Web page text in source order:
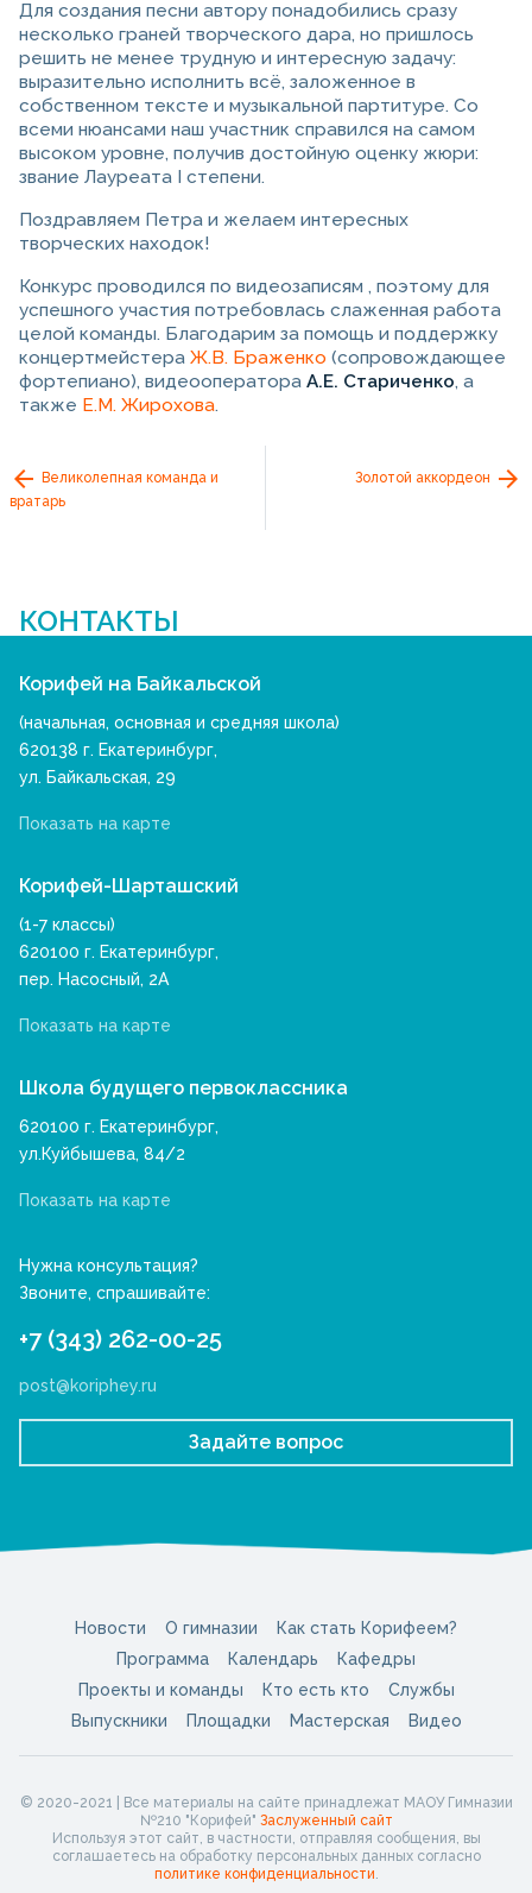
Для создания песни автору понадобились сразу
несколько граней творческого дара, но пришлось
решить не менее трудную и интересную задачу:
выразительно исполнить всё, заложенное в
собственном тексте и музыкальной партитуре. Со
всеми нюансами наш участник справился на самом
высоком уровне, получив достойную оценку жюри:
звание Лауреата I степени.
Поздравляем Петра и желаем интересных
творческих находок!
Конкурс проводился по видеозаписям , поэтому для
успешного участия потребовлась слаженная работа
целой команды. Благодарим за помощь и поддержку
концертмейстера Ж.В. Браженко (сопровождающее
фортепиано), видеооператора А.Е. Стариченко, а
также Е.М. Жирохова.
Великолепная команда и
вратарь
Золотой аккордеон
КОНТАКТЫ
Корифей на Байкальской
(начальная, основная и средняя школа)
620138 г. Екатеринбург,
ул. Байкальская, 29
Показать на карте
Корифей-Шарташский
(1-7 классы)
620100 г. Екатеринбург,
пер. Насосный, 2А
Показать на карте
Школа будущего первоклассника
620100 г. Екатеринбург,
ул.Куйбышева, 84/2
Показать на карте
Нужна консультация?
Звоните, спрашивайте:
+7 (343) 262-00-25
post@koriphey.ru
Задайте вопрос
Новости О гимназии
Как стать Корифеем?
Программа
Календарь
Кафедры
Проекты и команды
Кто есть кто
Службы
Выпускники
Площадки Мастерская Видео
© 2020-2021 | Все материалы на сайте принадлежат МАОУ Гимназии
№210 "Корифей" Заслуженный сайт
Используя этот сайт, в частности, отправляя сообщения, вы
соглашаетесь на обработку персональных данных согласно
политике конфиденциальности.